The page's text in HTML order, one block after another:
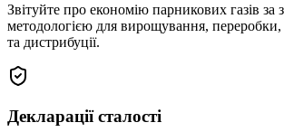
Звітуйте про економію парникових газів за
методологією для вирощування,
та дистрибуції.
Декларації сталості